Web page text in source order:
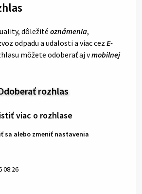
dôležité oznámenia,
odpadu a udalosti a viac cez E-
môžete odoberať aj vmobilnej
rozhlas
viac o rozhlase
sa alebo zmeniť nastavenia
08:26